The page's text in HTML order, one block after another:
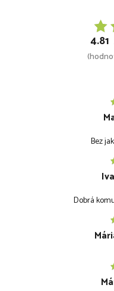
4.81
Bez
Dobrá